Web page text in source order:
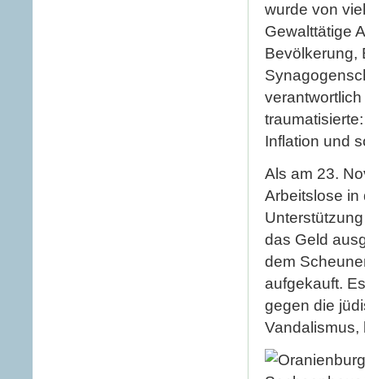
wurde von
Gewalttätige
Bevölkerung,
Inflation und
Als am 23.
Arbeitslose in
das Geld
dem
aufgekauft.
gegen die
Vandalismus,